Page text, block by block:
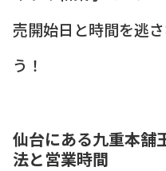
売開始日と時間を逃
う！
仙台にある九重本舗
法と営業時間